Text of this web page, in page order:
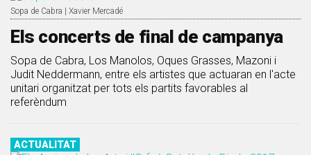
Sopa de Cabra | Xavier Mercadé
Els concerts de final de campanya
Sopa de Cabra, Los Manolos, Oques Grasses, Mazoni i
Judit Neddermann, entre els artistes que actuaran en l'acte
unitari organitzat per tots els partits favorables al
referèndum
ACTUALITAT